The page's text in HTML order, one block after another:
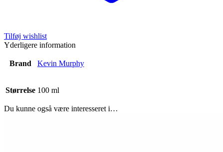
Tilføj wishlist
Yderligere information
Brand Kevin Murphy
Størrelse 100 ml
Du kunne også være interesseret i…